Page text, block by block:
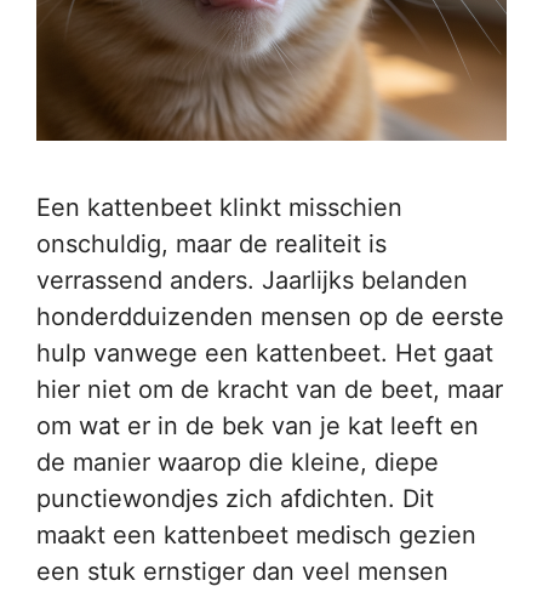
Een kattenbeet klinkt misschien
onschuldig, maar de realiteit is
verrassend anders. Jaarlijks belanden
honderdduizenden mensen op de eerste
hulp vanwege een kattenbeet. Het gaat
hier niet om de kracht van de beet, maar
om wat er in de bek van je kat leeft en
de manier waarop die kleine, diepe
punctiewondjes zich afdichten. Dit
maakt een kattenbeet medisch gezien
een stuk ernstiger dan veel mensen